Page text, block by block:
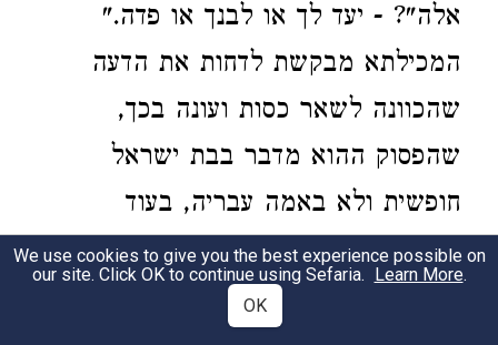
אלה"? - יעד לך או לבנך או פדה."
המכילתא מבקשת לדחות את הדעה
שהכוונה לשאר כסות ועונה בכך,
שהפסוק ההוא מדבר בבת ישראל
חופשית ולא באמה עבריה, בעוד
שפסוקנו, שבו נאמר "ויצאה חנם אין
כסף" אינו יכול לדבר אלא באמה עבריה.
We use cookies to give you the best experience possible on
our site. Click OK to continue using Sefaria. Learn More.
OK